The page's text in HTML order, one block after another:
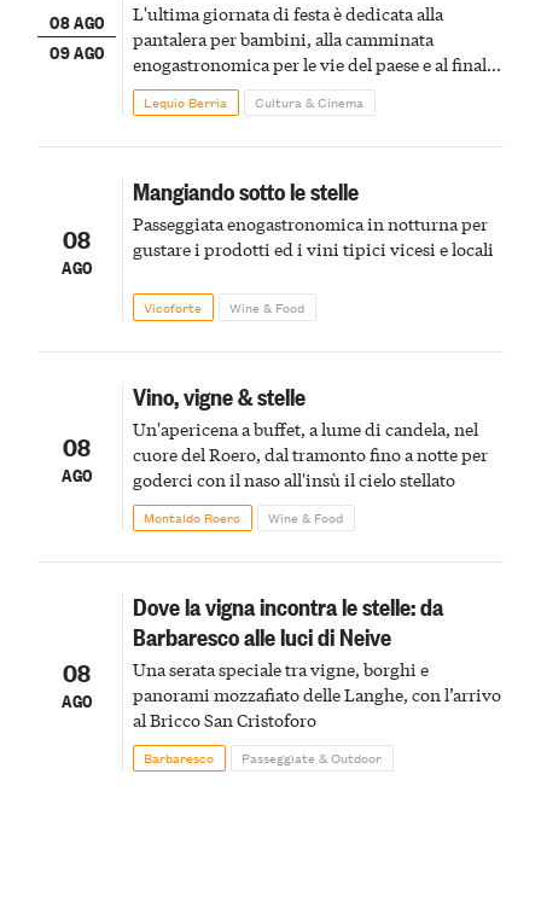
08 AGO
09 AGO
L'ultima giornata di festa è dedicata alla
pantalera per bambini, alla camminata
enogastronomica per le vie del paese e al finale
pirotecnico
Lequio Berria Cultura & Cinema
08
AGO
Mangiando sotto le stelle
Passeggiata enogastronomica in notturna per
gustare i prodotti ed i vini tipici vicesi e locali
Vicoforte Wine & Food
08
AGO
Vino, vigne & stelle
Un'apericena a buffet, a lume di candela, nel
cuore del Roero, dal tramonto fino a notte per
goderci con il naso all'insù il cielo stellato
Montaldo Roero Wine & Food
08
AGO
Dove la vigna incontra le stelle: da
Barbaresco alle luci di Neive
Una serata speciale tra vigne, borghi e
panorami mozzafiato delle Langhe, con l’arrivo
al Bricco San Cristoforo
Barbaresco Passeggiate & Outdoor